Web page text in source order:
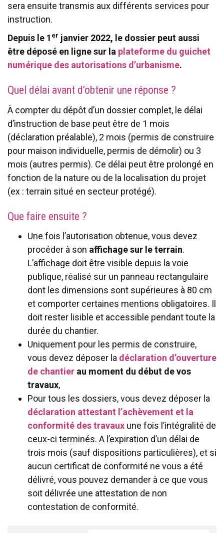
sera ensuite transmis aux différents services pour
instruction.
Depuis le 1 er janvier 2022, le dossier peut aussi
être déposé en ligne sur la plateforme du guichet
numérique des autorisations d’urbanisme.
Quel délai avant d’obtenir une réponse ?
À compter du dépôt d’un dossier complet, le délai
d’instruction de base peut être de 1 mois
(déclaration préalable), 2 mois (permis de construire
pour maison individuelle, permis de démolir) ou 3
mois (autres permis). Ce délai peut être prolongé en
fonction de la nature ou de la localisation du projet
(ex : terrain situé en secteur protégé).
Que faire ensuite ?
Une fois l’autorisation obtenue, vous devez
procéder à son affichage sur le terrain.
L’affichage doit être visible depuis la voie
publique, réalisé sur un panneau rectangulaire
dont les dimensions sont supérieures à 80 cm
et comporter certaines mentions obligatoires. Il
doit rester lisible et accessible pendant toute la
durée du chantier.
Uniquement pour les permis de construire,
vous devez déposer la déclaration d’ouverture
de chantier au moment du début de vos
travaux,
Pour tous les dossiers, vous devez déposer la
déclaration attestant l’achèvement et la
conformité des travaux une fois l’intégralité de
ceux-ci terminés. A l’expiration d’un délai de
trois mois (sauf dispositions particulières), et si
aucun certificat de conformité ne vous a été
délivré, vous pouvez demander à ce que vous
soit délivrée une attestation de non
contestation de conformité.